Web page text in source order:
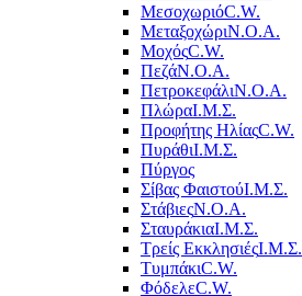
ΜεσοχωριόC.W.
ΜεταξοχώριΝ.Ο.Α.
ΜοχόςC.W.
ΠεζάΝ.Ο.Α.
ΠετροκεφάλιΝ.Ο.Α.
ΠλώραΙ.Μ.Σ.
Προφήτης ΗλίαςC.W.
ΠυράθιΙ.Μ.Σ.
Πύργος
Σίβας ΦαιστούΙ.Μ.Σ.
ΣτάβιεςΝ.Ο.Α.
ΣταυράκιαΙ.Μ.Σ.
Τρείς ΕκκλησιέςΙ.Μ.Σ.
ΤυμπάκιC.W.
ΦόδελεC.W.